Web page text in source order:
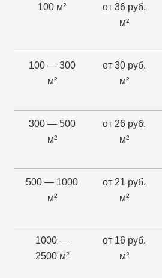
100 м²
от 36 руб.
м²
100 — 300
м²
от 30 руб.
м²
300 — 500
м²
от 26 руб.
м²
500 — 1000
м²
от 21 руб.
м²
1000 —
2500 м²
от 16 руб.
м²